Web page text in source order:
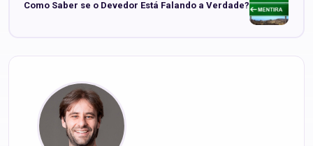
Como Saber se o Devedor Está Falando a Verdade?